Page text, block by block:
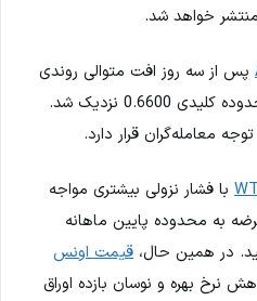
پس از سه روز افت متوالی روندی
صعودی به خود گرفت و به محدوده کلیدی 0.6600 نزدیک شد.
با فشار نزولی بیشتری مواجه
به محدوده پایین ماهانه
قیمت اونس
نرخ بهره و نوسان بازده اوراق